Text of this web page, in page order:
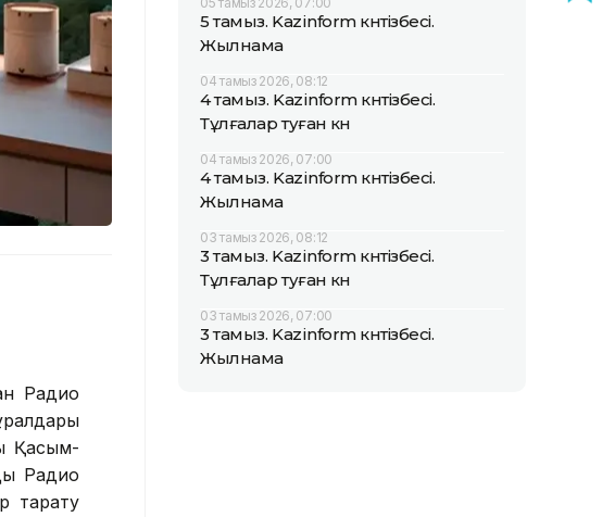
Радио
Қасым-
Радио
тарату
5 тамыз. Kazinform күнтізбесі.
Жылнама
04 тамыз 2026, 08:12
4 тамыз. Kazinform күнтізбесі.
Тұлғалар туған күн
04 тамыз 2026, 07:00
4 тамыз. Kazinform күнтізбесі.
Жылнама
03 тамыз 2026, 08:12
3 тамыз. Kazinform күнтізбесі.
Тұлғалар туған күн
03 тамыз 2026, 07:00
3 тамыз. Kazinform күнтізбесі.
Жылнама